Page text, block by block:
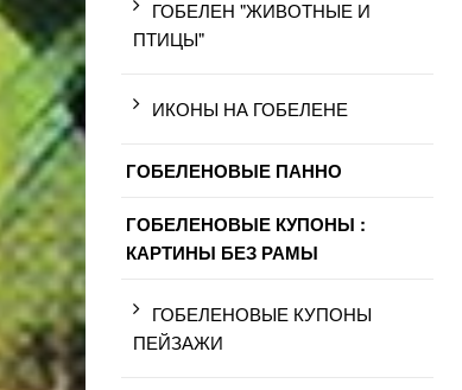
ГОБЕЛЕН "ЖИВОТНЫЕ И
ПТИЦЫ"
ИКОНЫ НА ГОБЕЛЕНЕ
ГОБЕЛЕНОВЫЕ ПАННО
ГОБЕЛЕНОВЫЕ КУПОНЫ :
КАРТИНЫ БЕЗ РАМЫ
ГОБЕЛЕНОВЫЕ КУПОНЫ
ПЕЙЗАЖИ